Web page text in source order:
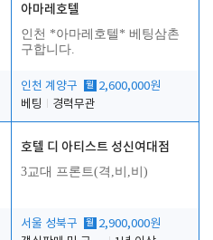
아마레호텔
인천 *아마레호텔* 베팅삼촌
구합니다.
인천 계양구 월 2,600,000원
베팅
경력무관
호텔 디 아티스트 성신여대점
3교대 프론트(격,비,비)
서울 성북구 월 2,900,000원